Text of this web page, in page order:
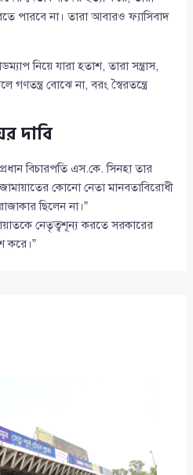
পারবে না। তারা আবারও ফ্যাসিবাদ
নিয়ে যারা হতাশ, তারা সন্ত্রাস,
বোঝে না, বরং স্বৈরতন্ত্রে
দাবি
বিচারপতি এস.কে. সিনহা তার
কোনো নেতা মানবতাবিরোধী
ছিলেন না।”
নেতৃত্বশূন্য করতে সরকারের
করে।”